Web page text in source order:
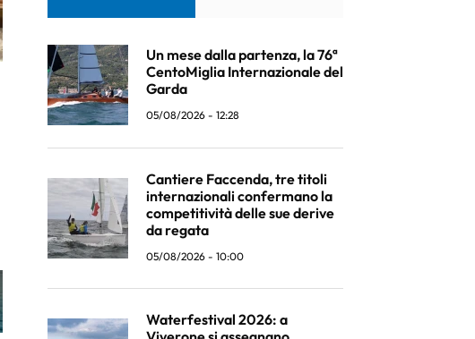
Un mese dalla partenza, la 76ª
CentoMiglia Internazionale del
Garda
05/08/2026 - 12:28
Cantiere Faccenda, tre titoli
internazionali confermano la
competitività delle sue derive
da regata
05/08/2026 - 10:00
Waterfestival 2026: a